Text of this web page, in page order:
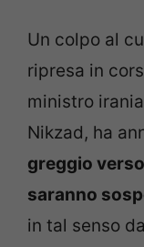
Un colpo al
ripresa in
ministro
Nikzad, ha
greggio
saranno
in tal senso